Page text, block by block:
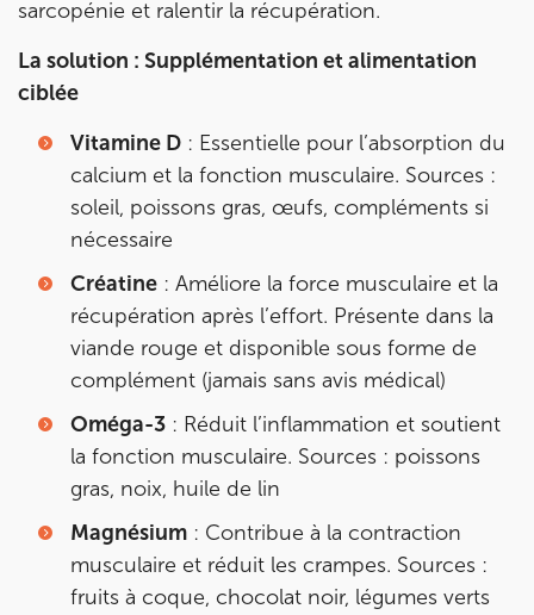
sarcopénie et ralentir la récupération.
La solution : Supplémentation et alimentation
ciblée
Vitamine D : Essentielle pour l’absorption du
calcium et la fonction musculaire. Sources :
soleil, poissons gras, œufs, compléments si
nécessaire
Créatine : Améliore la force musculaire et la
récupération après l’effort. Présente dans la
viande rouge et disponible sous forme de
complément (jamais sans avis médical)
Oméga-3 : Réduit l’inflammation et soutient
la fonction musculaire. Sources : poissons
gras, noix, huile de lin
Magnésium : Contribue à la contraction
musculaire et réduit les crampes. Sources :
fruits à coque, chocolat noir, légumes verts